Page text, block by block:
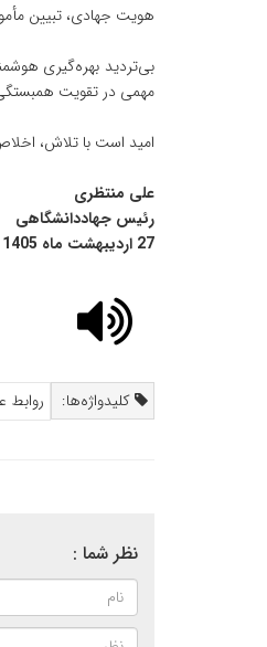
هویت جهادی، تبیین
بی‌تردید بهره‌گیری
مهمی در تقویت
امید است با تلاش،
علی منتظری
رئیس جهاددانشگاهی
27 اردیبهشت ماه 1405
کلیدواژه‌ها: روابط
نظر شما :